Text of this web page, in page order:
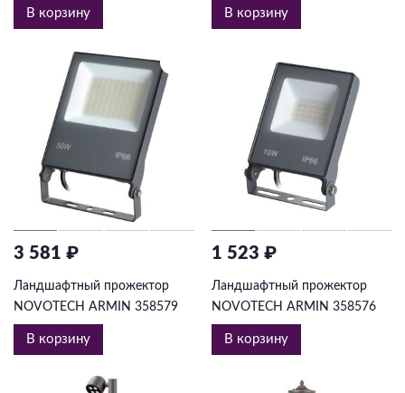
В корзину В корзину
3 581 ₽
Ландшафтный прожектор
NOVOTECH ARMIN 358579
В корзину
1 523 ₽
Ландшафтный прожектор
NOVOTECH ARMIN 358576
В корзину